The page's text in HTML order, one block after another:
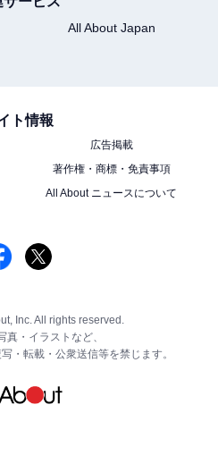
All About Japan
ト情報
広告掲載
著作権・商標・免責事項
All About ニュースについて
Inc. All rights reserved.
真・イラストなど、
・転載・公衆送信等を禁じます。